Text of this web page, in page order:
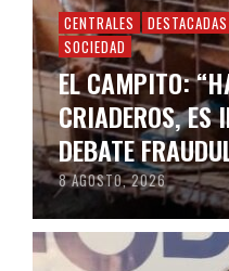
CENTRALES DESTACADAS
SOCIEDAD
EL CAMPITO:
CRIADEROS, ES
DEBATE
8 AGOSTO, 2026